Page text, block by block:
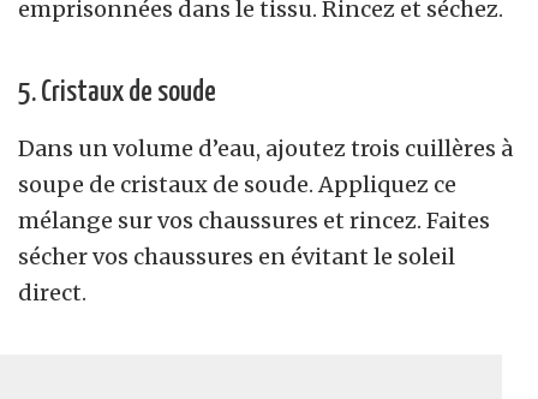
emprisonnées dans le tissu. Rincez et séchez.
5. Cristaux de soude
Dans un volume d’eau, ajoutez trois cuillères à
soupe de cristaux de soude. Appliquez ce
mélange sur vos chaussures et rincez. Faites
sécher vos chaussures en évitant le soleil
direct.